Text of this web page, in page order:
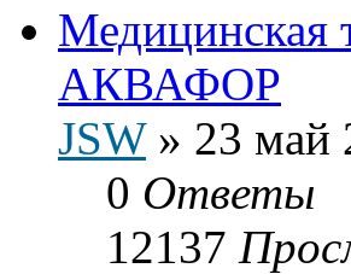
Медицинская
АКВАФОР
JSW» 23 май
0 Ответы
12137